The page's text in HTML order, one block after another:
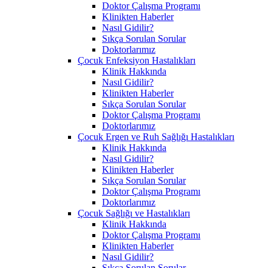
Doktor Çalışma Programı
Klinikten Haberler
Nasıl Gidilir?
Sıkça Sorulan Sorular
Doktorlarımız
Çocuk Enfeksiyon Hastalıkları
Klinik Hakkında
Nasıl Gidilir?
Klinikten Haberler
Sıkça Sorulan Sorular
Doktor Çalışma Programı
Doktorlarımız
Çocuk Ergen ve Ruh Sağlığı Hastalıkları
Klinik Hakkında
Nasıl Gidilir?
Klinikten Haberler
Sıkça Sorulan Sorular
Doktor Çalışma Programı
Doktorlarımız
Çocuk Sağlığı ve Hastalıkları
Klinik Hakkında
Doktor Çalışma Programı
Klinikten Haberler
Nasıl Gidilir?